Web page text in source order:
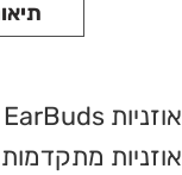
אוזניות EarBuds סטראופוניות איכותיות
אוזניות מתקדמות